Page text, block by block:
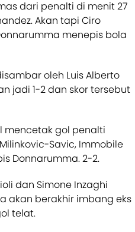
dari penalti di menit 27
Akan tapi Ciro
menepis bola
oleh Luis Alberto
jadi 1-2 dan skor tersebut
mencetak gol penalti
Savic, Immobile
Donnarumma. 2-2.
dan Simone Inzaghi
akan berakhir imbang eks
telat.